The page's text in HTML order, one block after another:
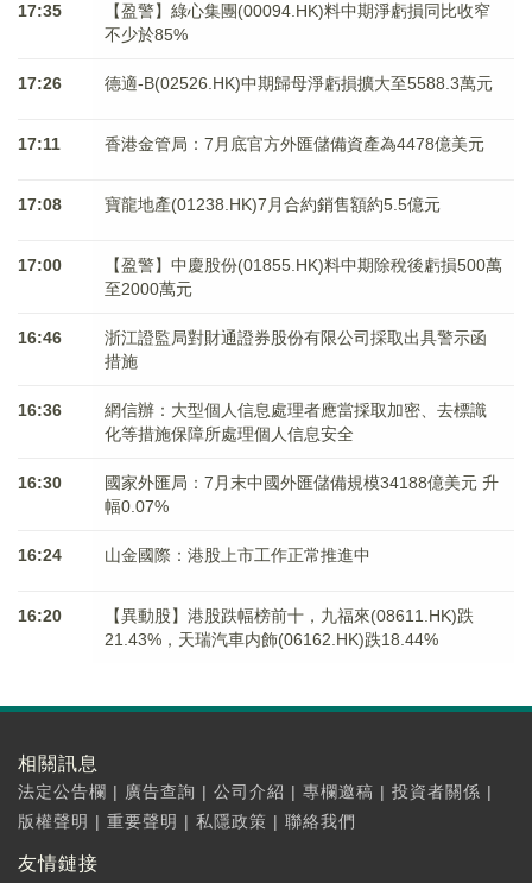
17:35
【盈警】綠心集團(00094.HK)料中期淨虧損同比收窄
不少於85%
17:26 德適-B(02526.HK)中期歸母淨虧損擴大至5588.3萬元
17:11 香港金管局：7月底官方外匯儲備資產為4478億美元
17:08 寶龍地產(01238.HK)7月合約銷售額約5.5億元
17:00
【盈警】中慶股份(01855.HK)料中期除稅後虧損500萬
至2000萬元
16:46
浙江證監局對財通證券股份有限公司採取出具警示函
措施
16:36
網信辦：大型個人信息處理者應當採取加密、去標識
化等措施保障所處理個人信息安全
16:30
國家外匯局：7月末中國外匯儲備規模34188億美元 升
幅0.07%
16:24 山金國際：港股上市工作正常推進中
16:20
【異動股】港股跌幅榜前十，九福來(08611.HK)跌
21.43%，天瑞汽車内飾(06162.HK)跌18.44%
相關訊息
法定公告欄 | 廣告查詢 | 公司介紹 | 專欄邀稿 | 投資者關係 |
版權聲明 | 重要聲明 | 私隱政策 | 聯絡我們
友情鏈接